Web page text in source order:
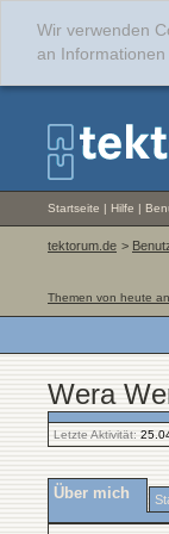
Wir verwenden
an
Startseite | Hilfe |
tektorum.de >
Themen von heute
Wera
Letzte Aktivität:
Über mich